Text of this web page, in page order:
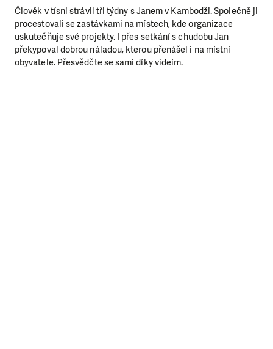
Člověk v tísni strávil tři týdny s Janem v Kambodži. Společně ji
procestovali se zastávkami na místech, kde organizace
uskutečňuje své projekty. I přes setkání s chudobu Jan
překypoval dobrou náladou, kterou přenášel i na místní
obyvatele. Přesvědčte se sami díky videím.